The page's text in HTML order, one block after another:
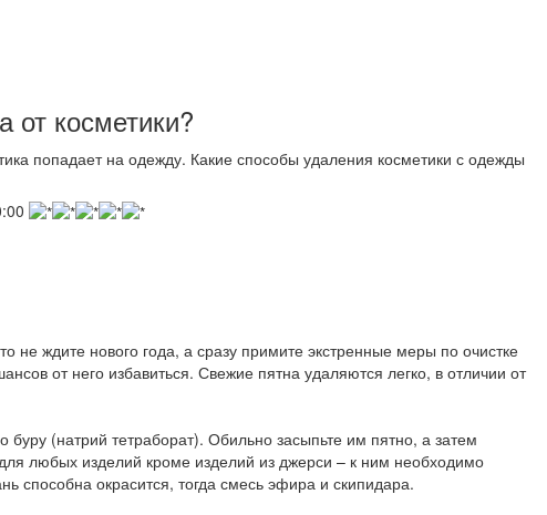
от косметики?
попадает на одежду. Какие способы удаления косметики с одежды
ждите нового года, а сразу примите экстренные меры по очистке
от него избавиться. Свежие пятна удаляются легко, в отличии от
(натрий тетраборат). Обильно засыпьте им пятно, а затем
любых изделий кроме изделий из джерси – к ним необходимо
способна окрасится, тогда смесь эфира и скипидара.